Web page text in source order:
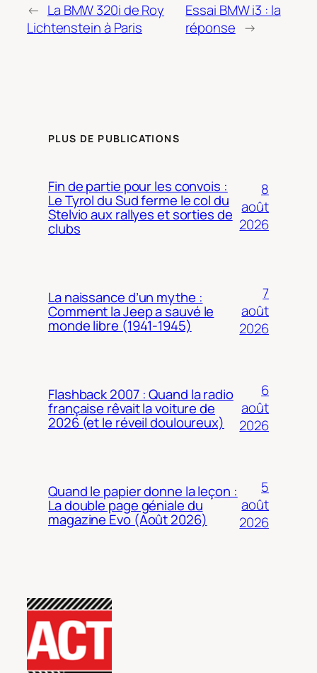
← La BMW 320i de Roy
Lichtenstein à Paris
Essai BMW i3 : la
réponse →
PLUS DE PUBLICATIONS
Fin de partie pour les convois :
Le Tyrol du Sud ferme le col du
Stelvio aux rallyes et sorties de
clubs
8
août
2026
La naissance d’un mythe :
Comment la Jeep a sauvé le
monde libre (1941-1945)
7
août
2026
Flashback 2007 : Quand la radio
française rêvait la voiture de
2026 (et le réveil douloureux)
6
août
2026
Quand le papier donne la leçon :
La double page géniale du
magazine Evo (Août 2026)
5
août
2026